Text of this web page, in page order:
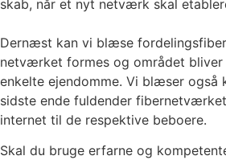
skab, når et nyt netværk skal
Dernæst kan vi blæse
netværket formes og området
enkelte ejendomme. Vi blæser også
sidste ende fuldender
internet til de respektive beboere.
Skal du bruge erfarne og